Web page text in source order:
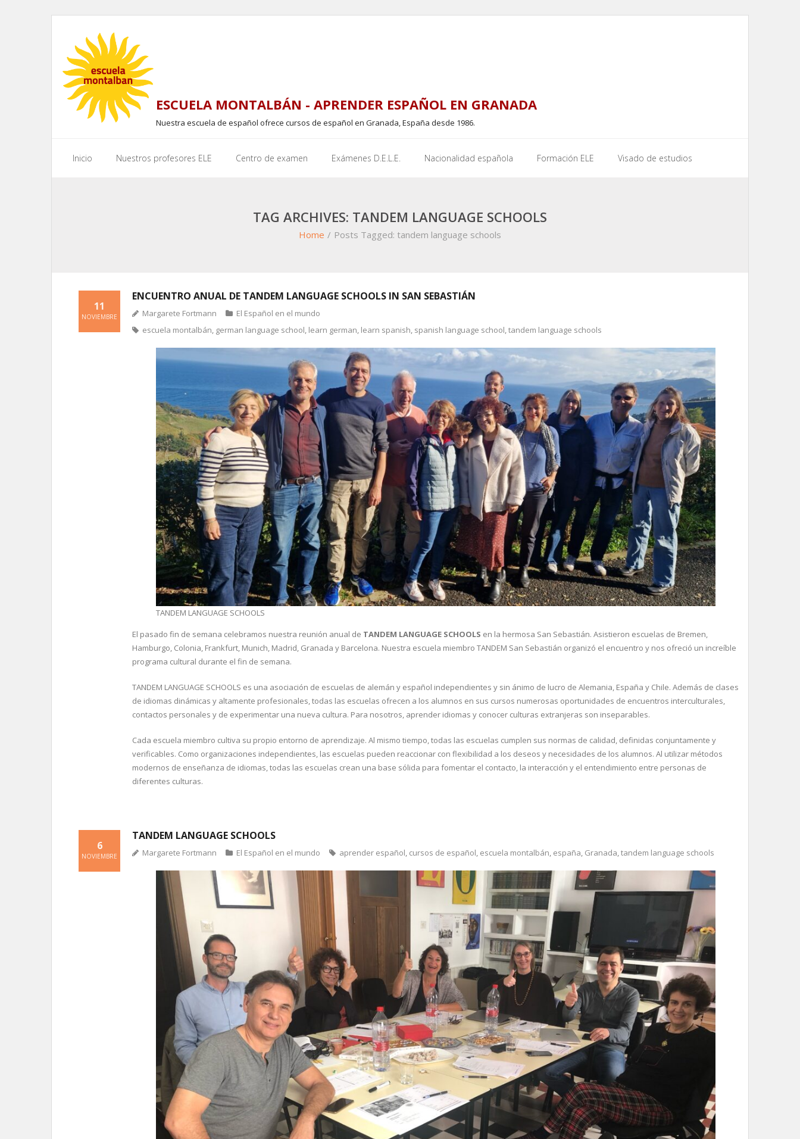
content
ESCUELA MONTALBÁN - APRENDER ESPAÑOL EN GRANADA
Nuestra escuela de español ofrece cursos de español en Granada, España desde 1986.
Inicio Nuestros profesores ELE Centro de examen Exámenes D.E.L.E. Nacionalidad española Formación ELE Visado de estudios
TAG ARCHIVES: TANDEM LANGUAGE SCHOOLS
Home / Posts Tagged: tandem language schools
ENCUENTRO ANUAL DE TANDEM LANGUAGE SCHOOLS IN SAN SEBASTIÁN
11
NOVIEMBRE Margarete Fortmann
El Español en el mundo
escuela montalbán, german language school, learn german, learn spanish, spanish language school,tandem language schools
TANDEM LANGUAGE SCHOOLS
El pasado fin de semana celebramos nuestra reunión anual de TANDEM LANGUAGE SCHOOLS en la hermosa San Sebastián. Asistieron escuelas de Bremen,
Hamburgo, Colonia, Frankfurt, Munich, Madrid, Granada y Barcelona. Nuestra escuela miembro TANDEM San Sebastián organizó el encuentro y nos ofreció un increíble
programa cultural durante el fin de semana.
TANDEM LANGUAGE SCHOOLS es una asociación de escuelas de alemán y español independientes y sin ánimo de lucro de Alemania, España y Chile. Además de clases
de idiomas dinámicas y altamente profesionales, todas las escuelas ofrecen a los alumnos en sus cursos numerosas oportunidades de encuentros interculturales,
contactos personales y de experimentar una nueva cultura. Para nosotros, aprender idiomas y conocer culturas extranjeras son inseparables.
Cada escuela miembro cultiva su propio entorno de aprendizaje. Al mismo tiempo, todas las escuelas cumplen sus normas de calidad, definidas conjuntamente y
verificables. Como organizaciones independientes, las escuelas pueden reaccionar con flexibilidad a los deseos y necesidades de los alumnos. Al utilizar métodos
modernos de enseñanza de idiomas, todas las escuelas crean una base sólida para fomentar el contacto, la interacción y el entendimiento entre personas de
diferentes culturas.
TANDEM LANGUAGE SCHOOLS
6
NOVIEMBRE Margarete Fortmann El Español en el mundo aprender español, cursos de español, escuela montalbán, españa, Granada,tandem language schools